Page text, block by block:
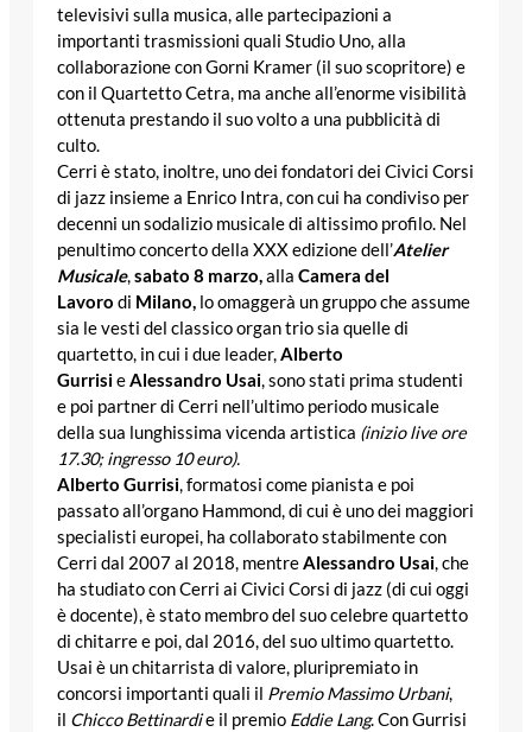
televisivi sulla musica, alle partecipazioni a
importanti trasmissioni quali Studio Uno, alla
collaborazione con Gorni Kramer (il suo scopritore) e
con il Quartetto Cetra, ma anche all’enorme visibilità
ottenuta prestando il suo volto a una pubblicità di
culto.
Cerri è stato, inoltre, uno dei fondatori dei Civici Corsi
di jazz insieme a Enrico Intra, con cui ha condiviso per
decenni un sodalizio musicale di altissimo profilo. Nel
penultimo concerto della XXX edizione dell’Atelier
Musicale,sabato 8 marzo,alla Camera del
Lavoro di Milano, lo omaggerà un gruppo che assume
sia le vesti del classico organ trio sia quelle di
quartetto, in cui i due leader,Alberto
GurrisieAlessandro Usai, sono stati prima studenti
e poi partner di Cerri nell’ultimo periodo musicale
della sua lunghissima vicenda artistica (inizio live ore
17.30; ingresso 10 euro).
Alberto Gurrisi, formatosi come pianista e poi
passato all’organo Hammond, di cui è uno dei maggiori
specialisti europei, ha collaborato stabilmente con
Cerri dal 2007 al 2018, mentreAlessandro Usai, che
ha studiato con Cerri ai Civici Corsi di jazz (di cui oggi
è docente), è stato membro del suo celebre quartetto
di chitarre e poi, dal 2016, del suo ultimo quartetto.
Usai è un chitarrista di valore, pluripremiato in
concorsi importanti quali il Premio Massimo Urbani,
il Chicco Bettinardie il premio Eddie Lang. Con Gurrisi